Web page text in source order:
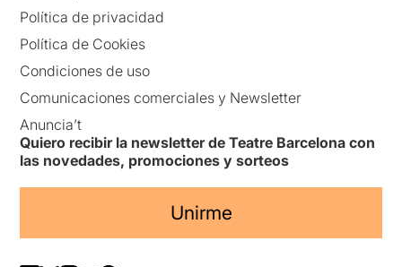
Política de privacidad
Política de Cookies
Condiciones de uso
Comunicaciones comerciales y Newsletter
Anuncia’t
Quiero recibir la newsletter de Teatre Barcelona con
las novedades, promociones y sorteos
Unirme